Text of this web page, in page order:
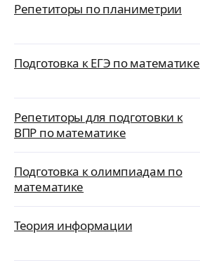
Репетиторы по планиметрии
Подготовка к ЕГЭ по математике
Репетиторы для подготовки к
ВПР по математике
Подготовка к олимпиадам по
математике
Теория информации